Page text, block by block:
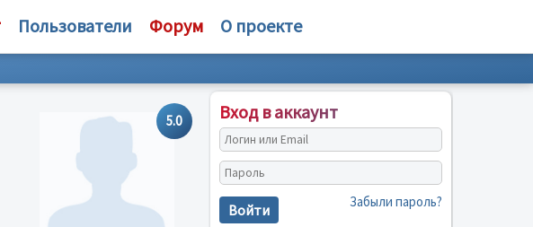
Пользователи Форум О проекте
5.0 Вход в аккаунт
Войти Забыли пароль?